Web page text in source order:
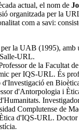
actual, el nom de
organitzada per la
com a savi:
la UAB (1995), amb
URL.
de la Facultat
per IQS-URL. És
en
d'Antorpologia i
Complutense de
d'IQS-URL.